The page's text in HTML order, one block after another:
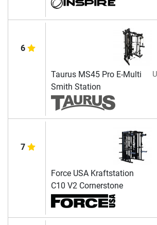
6
Taurus MS45 Pro E-Multi
Smith Station
7
Force USA Kraftstation
C10 V2 Cornerstone